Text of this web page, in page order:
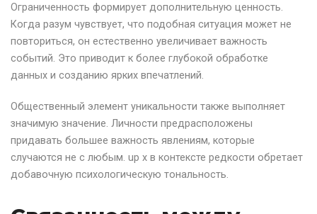
Ограниченность формирует дополнительную ценность.
Когда разум чувствует, что подобная ситуация может не
повториться, он естественно увеличивает важность
событий. Это приводит к более глубокой обработке
данных и созданию ярких впечатлений.
Общественный элемент уникальности также выполняет
значимую значение. Личности предрасположены
придавать большее важность явлениям, которые
случаются не с любым. up x в контексте редкости обретает
добавочную психологическую тональность.